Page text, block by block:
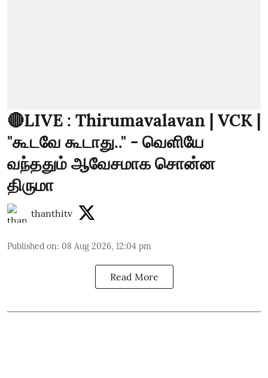
🔴LIVE : Thirumavalavan | VCK |
"கூடவே கூடாது.." - வெளியே
வந்ததும் ஆவேசமாக சொன்ன
திருமா
thanthitv
Published on: 08 Aug 2026, 12:04 pm
Read More